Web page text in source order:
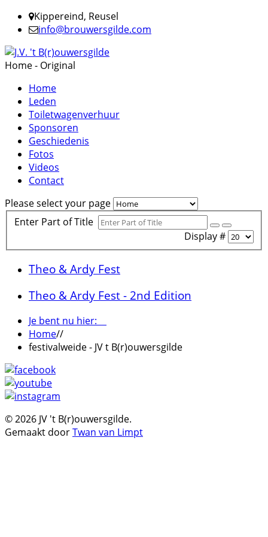
Kippereind, Reusel
info@brouwersgilde.com
Home - Original
Home
Leden
Toiletwagenverhuur
Sponsoren
Geschiedenis
Fotos
Videos
Contact
Please select your page
Enter Part of Title
Display #
Theo & Ardy Fest
Theo & Ardy Fest - 2nd Edition
Je bent nu hier:
Home//
festivalweide - JV t B(r)ouwersgilde
© 2026 JV 't B(r)ouwersgilde.
Gemaakt doorTwan van Limpt